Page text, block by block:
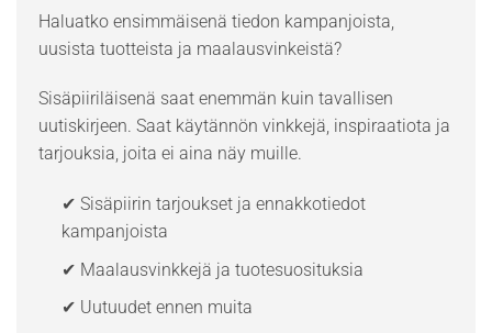
Haluatko ensimmäisenä tiedon kampanjoista,
uusista tuotteista ja maalausvinkeistä?
Sisäpiiriläisenä saat enemmän kuin tavallisen
uutiskirjeen. Saat käytännön vinkkejä, inspiraatiota ja
tarjouksia, joita ei aina näy muille.
✔ Sisäpiirin tarjoukset ja ennakkotiedot
kampanjoista
✔ Maalausvinkkejä ja tuotesuosituksia
✔ Uutuudet ennen muita